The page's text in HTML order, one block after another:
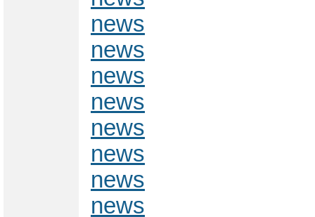
news
news
news
news
news
news
news
news